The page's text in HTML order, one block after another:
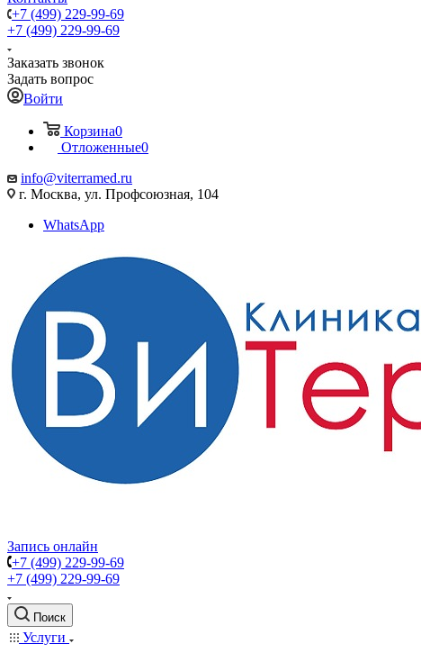
+7 (499) 229-99-69
+7 (499) 229-99-69
Заказать звонок
Задать вопрос
Войти
Корзина0
Отложенные0
info@viterramed.ru
г. Москва, ул. Профсоюзная, 104
WhatsApp
Запись онлайн
+7 (499) 229-99-69
+7 (499) 229-99-69
Поиск
Услуги